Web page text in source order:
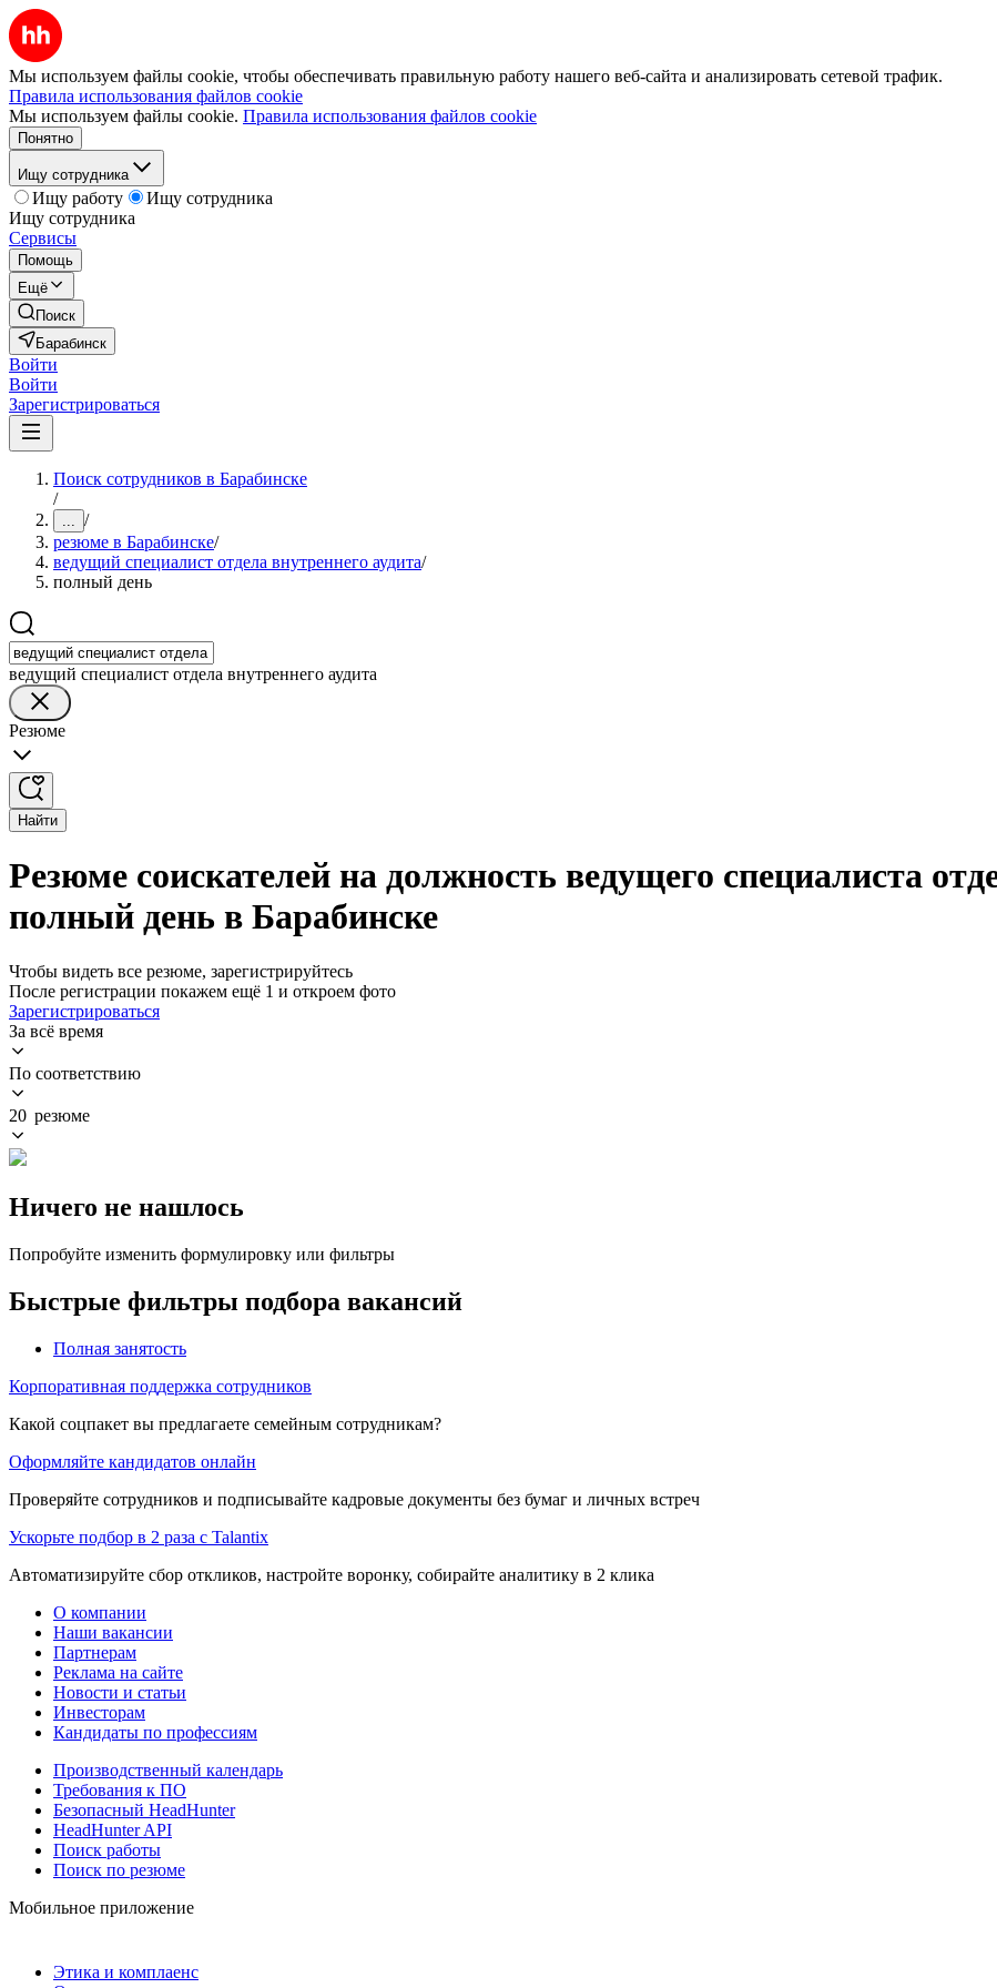
Мы используем файлы cookie, чтобы обеспечивать правильную работу нашего веб-сайта и анализировать сетевой трафик.
Правила использования файлов cookie
Мы используем файлы cookie. Правила использования файлов cookie
Понятно
Ищу сотрудника
Ищу работу
Ищу сотрудника
Ищу сотрудника
Сервисы
Помощь
Ещё
Поиск
Барабинск
Войти
Войти
Зарегистрироваться
Поиск сотрудников в Барабинске
/
... /
резюме в Барабинске/
ведущий специалист отдела внутреннего аудита/
полный день
ведущий специалист отдела внутреннего аудита
Резюме
Найти
Резюме соискателей на должность ведущего специалиста
полный день в Барабинске
Чтобы видеть все резюме, зарегистрируйтесь
После регистрации покажем ещё 1 и откроем фото
Зарегистрироваться
За всё время
По соответствию
20 резюме
Ничего не нашлось
Попробуйте изменить формулировку или фильтры
Быстрые фильтры подбора вакансий
Полная занятость
Корпоративная поддержка сотрудников
Какой соцпакет вы предлагаете семейным сотрудникам?
Оформляйте кандидатов онлайн
Проверяйте сотрудников и подписывайте кадровые документы без бумаг и личных встреч
Ускорьте подбор в 2 раза с Talantix
Автоматизируйте сбор откликов, настройте воронку, собирайте аналитику в 2 клика
О компании
Наши вакансии
Партнерам
Реклама на сайте
Новости и статьи
Инвесторам
Кандидаты по профессиям
Производственный календарь
Требования к ПО
Безопасный HeadHunter
HeadHunter API
Поиск работы
Поиск по резюме
Мобильное приложение
Этика и комплаенс